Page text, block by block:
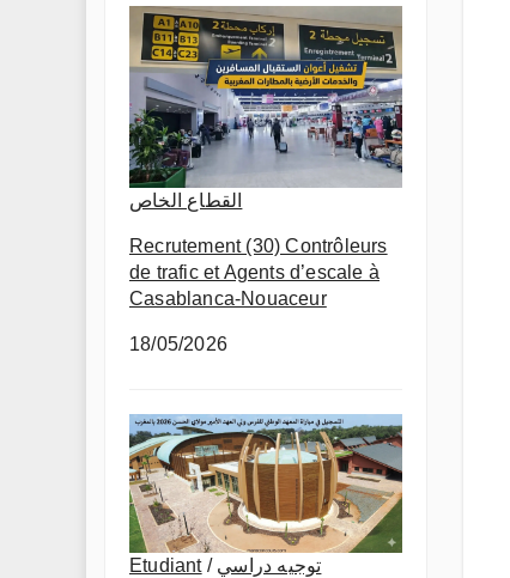
القطاع الخاص
Recrutement (30) Contrôleurs
de trafic et Agents d’escale à
Casablanca-Nouaceur
18/05/2026
Etudiant/ توجيه دراسي